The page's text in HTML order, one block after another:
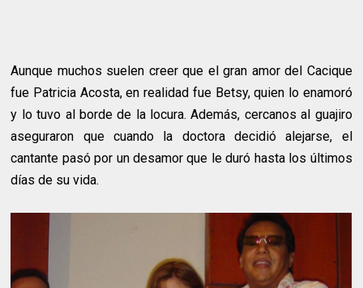
Aunque muchos suelen creer que el gran amor del Cacique
fue Patricia Acosta, en realidad fue Betsy, quien lo enamoró
y lo tuvo al borde de la locura. Además, cercanos al guajiro
aseguraron que cuando la doctora decidió alejarse, el
cantante pasó por un desamor que le duró hasta los últimos
días de su vida.